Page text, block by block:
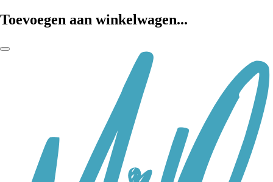
Toevoegen aan winkelwagen...